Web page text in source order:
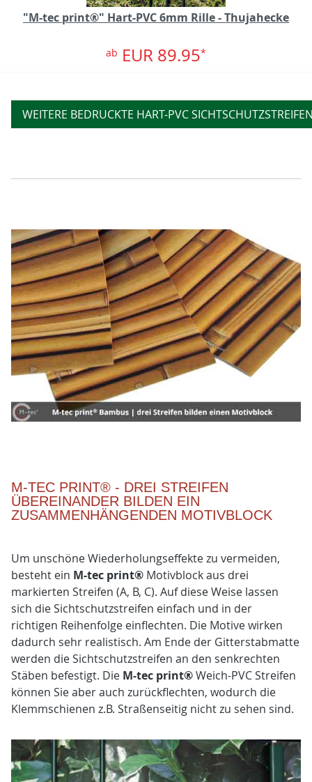
"M-tec print®" Hart-PVC 6mm Rille - Thujahecke
ab EUR 89.95*
WEITERE BEDRUCKTE HART-PVC
M-TEC PRINT® - DREI STREIFEN
ÜBEREINANDER BILDEN EIN
ZUSAMMENHÄNGENDEN MOTIVBLOCK
Um unschöne Wiederholungseffekte zu vermeiden,
besteht ein M-tec print® Motivblock aus drei
markierten Streifen (A, B, C). Auf diese Weise lassen
sich die Sichtschutzstreifen einfach und in der
richtigen Reihenfolge einflechten. Die Motive wirken
dadurch sehr realistisch. Am Ende der Gitterstabmatte
werden die Sichtschutzstreifen an den senkrechten
Stäben befestigt. Die M-tec print®Weich-PVC Streifen
können Sie aber auch zurückflechten, wodurch die
Klemmschienen z.B. Straßenseitig nicht zu sehen sind.